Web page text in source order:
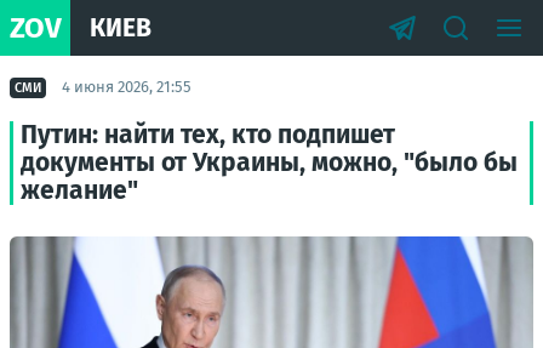
ZOV КИЕВ
СМИ 4 июня 2026, 21:55
Путин: найти тех, кто подпишет
документы от Украины, можно, "было бы
желание"